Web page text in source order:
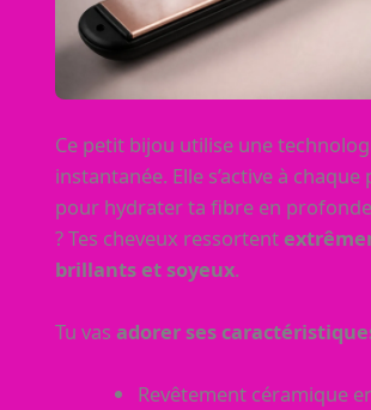
Ce petit bijou utilise une
instantanée. Elle s’active à chaque
pour hydrater ta fibre en
? Tes cheveux ressortent
brillants et soyeux.
Tu vas adorer ses
Revêtement céramique